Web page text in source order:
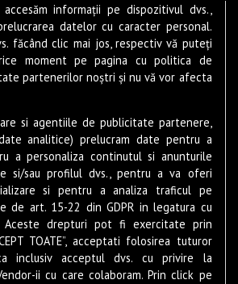
Teatru
Film
Program filme
Lifestyle
Muzică
Sunete Live
Eat & Drink
POP-UP Stories
Junior
Newsletter
accesăm informații pe dispozitivul dvs.,
datelor cu caracter personal.
făcând clic mai jos, respectiv vă puteți
moment pe pagina cu politica de
partenerilor noștri și nu vă vor afecta
si agentiile de publicitate partenere,
analitice) prelucram date pentru a
a personaliza continutul si anunturile
si/sau profilul dvs., pentru a va oferi
si pentru a analiza traficul pe
de art. 15-22 din GDPR in legatura cu
Aceste drepturi pot fi exercitate prin
TOATE”, acceptati folosirea tuturor
inclusiv acceptul dvs. cu privire la
ii cu care colaboram. Prin click pe